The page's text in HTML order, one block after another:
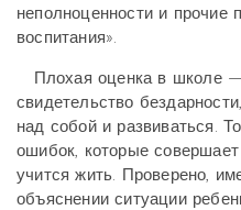
неполноценности и прочие
воспитания».
Плохая оценка в школе —
свидетельство
над собой и развиваться.
ошибок, которые совершает
учится жить. Проверено,
объяснении ситуации